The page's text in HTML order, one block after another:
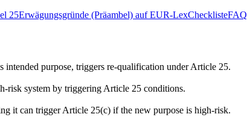
25Erwägungsgründe (Präambel) auf EUR-LexChecklisteFAQ
purpose, triggers re-qualification under Article 25.
risk system by triggering Article 25 conditions.
it can trigger Article 25(c) if the new purpose is high-risk.